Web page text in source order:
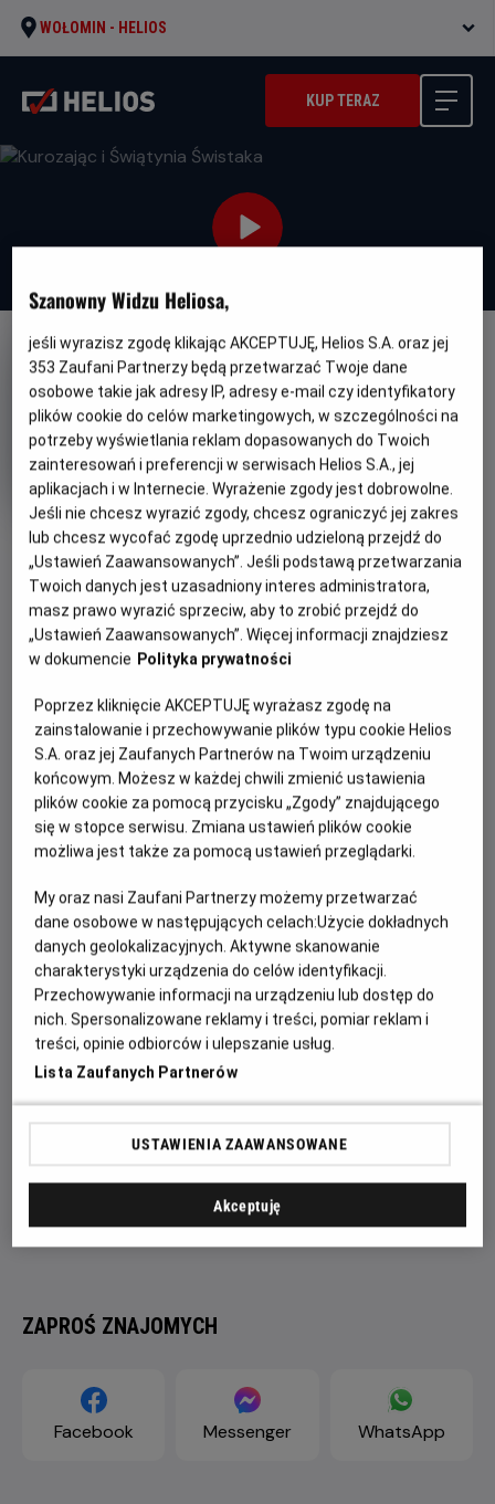
WOŁOMIN - HELIOS
KUP TERAZ
DUBBING
OBSERWUJ
Kurozając i Świątynia Świstaka
Oryginalny
tytuł
Hopper et le secret de la marmotte
Animowany
Minimalny
wiek
Od 7 lat
Czas
trwania
88 min
Kraj
i
rok
produkcji
Francja (2025)
OCENA HELIOS
6.7
PREMIERA
15 maja 2026
Benjamin Mousquet Dave Collard
WIĘCEJ SZCZEGÓŁÓW
Gdy wyjątkowy pół kurczak, pół zając odkrywa, że nie jest
sam i ma siostrę, a cały gatunek kurozająców potrzebuje
ratunku, wyrusza w ryzykowną podróż do legendarnej
Świątyni Świstaka. Tylko ukryta tam moc może odmienić
ich los. Przed nim niebezpieczna droga, przeciwnicy gotowi
odwagi. Na szczęście nie jest sam: towarzyszą mu wierni
przyjaciele – nieco sarkastyczny żółw i przebojowa
skunksica. To pełna przygód i humoru opowieść o rodzinie,
przyjaźni i sile bycia sobą
ZAPROŚ ZNAJOMYCH
Facebook Messenger WhatsApp
Szanowny Widzu Heliosa,
jeśli wyrazisz zgodę klikając AKCEPTUJĘ, Helios S.A. oraz jej
353 Zaufani Partnerzy będą przetwarzać Twoje dane
osobowe takie jak adresy IP, adresy e-mail czy identyfikatory
plików cookie do celów marketingowych, w szczególności na
potrzeby wyświetlania reklam dopasowanych do Twoich
zainteresowań i preferencji w serwisach Helios S.A., jej
aplikacjach i w Internecie. Wyrażenie zgody jest dobrowolne.
Jeśli nie chcesz wyrazić zgody, chcesz ograniczyć jej zakres
lub chcesz wycofać zgodę uprzednio udzieloną przejdź do
„Ustawień Zaawansowanych”. Jeśli podstawą przetwarzania
Twoich danych jest uzasadniony interes administratora,
masz prawo wyrazić sprzeciw, aby to zrobić przejdź do
„Ustawień Zaawansowanych”. Więcej informacji znajdziesz
w dokumencie Polityka prywatności
Poprzez kliknięcie AKCEPTUJĘ wyrażasz zgodę na
zainstalowanie i przechowywanie plików typu cookie Helios
S.A. oraz jej Zaufanych Partnerów na Twoim urządzeniu
końcowym. Możesz w każdej chwili zmienić ustawienia
plików cookie za pomocą przycisku „Zgody” znajdującego
się w stopce serwisu. Zmiana ustawień plików cookie
możliwa jest także za pomocą ustawień przeglądarki.
My oraz nasi Zaufani Partnerzy możemy przetwarzać
dane osobowe w następujących celach:Użycie dokładnych
danych geolokalizacyjnych. Aktywne skanowanie
charakterystyki urządzenia do celów identyfikacji.
Przechowywanie informacji na urządzeniu lub dostęp do
nich. Spersonalizowane reklamy i treści, pomiar reklam i
treści, opinie odbiorców i ulepszanie usług.
Lista Zaufanych Partnerów
USTAWIENIA ZAAWANSOWANE
Akceptuję